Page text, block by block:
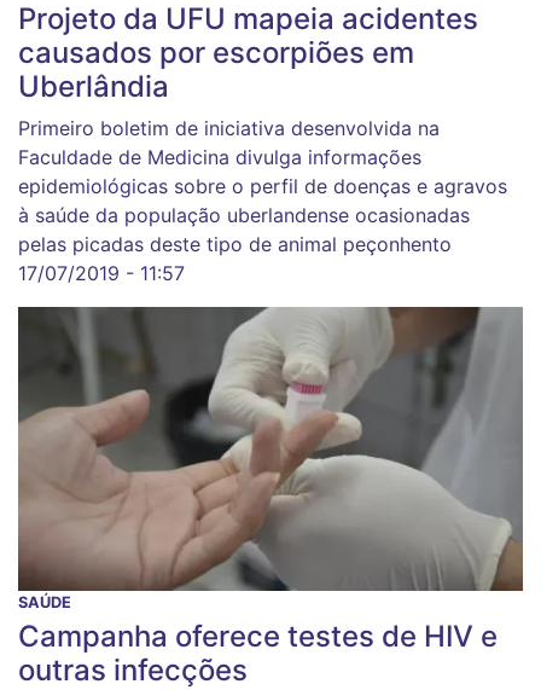
Projeto da UFU mapeia acidentes
causados por escorpiões em
Uberlândia
Primeiro boletim de iniciativa desenvolvida na
Faculdade de Medicina divulga informações
epidemiológicas sobre o perfil de doenças e agravos
à saúde da população uberlandense ocasionadas
pelas picadas deste tipo de animal peçonhento
17/07/2019 - 11:57
SAÚDE
Campanha oferece testes de HIV e
outras infecções